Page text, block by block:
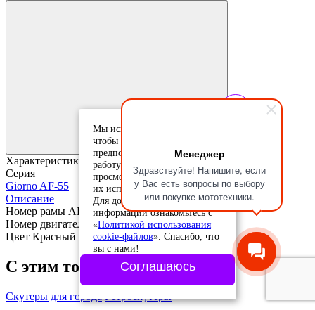
Менеджер
Здравствуйте! Напишите, если
у Вас есть вопросы по выбору
или покупке мототехники.
избранное
Добавлено в
избранное
Характеристики
Серия
Giorno AF-55
Описание
Номер рамы AF55-1016419
Номер двигателя AF55E-1018505
Цвет Красный
С этим товаром искали:
Скутеры для города
Мы используем cookie-файлы,
чтобы учесть ваши
предпочтения и улучшить
работу сайта. Продолжая
просмотр, вы соглашаетесь с
их использованием.
Для дополнительной
информации ознакомьтесь с
«Политикой использования
cookie-файлов». Спасибо, что
вы с нами!
Соглашаюсь